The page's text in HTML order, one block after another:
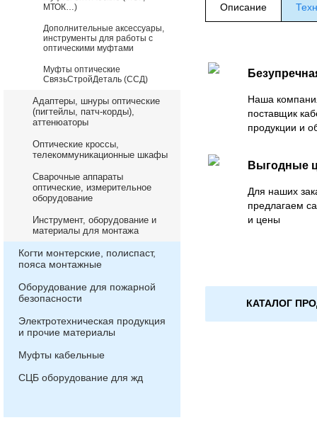
МТОК…)
Дополнительные аксессуары,
инструменты для работы с
оптическими муфтами
Муфты оптические
СвязьСтройДеталь (ССД)
Адаптеры, шнуры оптические
(пигтейлы, патч-корды),
аттенюаторы
Оптические кроссы,
телекоммуникационные шкафы
Сварочные аппараты
оптические, измерительное
оборудование
Инструмент, оборудование и
материалы для монтажа
Когти монтерские, полиспаст,
пояса монтажные
Оборудование для пожарной
безопасности
Электротехническая продукция
и прочие материалы
Муфты кабельные
СЦБ оборудование для жд
Описание
Наша
поставщик
продукции и
Выгодные
Для наших
предлагаем
и цены
КАТАЛОГ